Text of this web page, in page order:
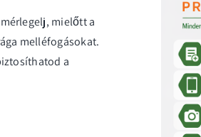
mielőtt a
melléfogásokat.
a